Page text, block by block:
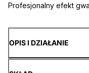
Profesjonalny efekt
OPIS I DZIAŁANIE